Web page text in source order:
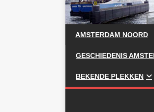
AMSTERDAM NOORD
GESCHIEDENIS
BEKENDE PLEKKEN